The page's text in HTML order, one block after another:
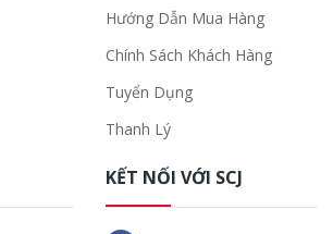
Hướng Dẫn Mua Hàng
Chính Sách Khách Hàng
Tuyển Dụng
Thanh Lý
KẾT NỐI VỚI SCJ